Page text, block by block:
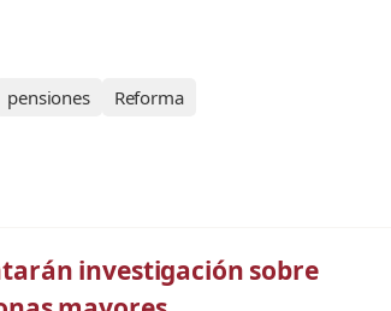
pensiones
Reforma
investigación sobre